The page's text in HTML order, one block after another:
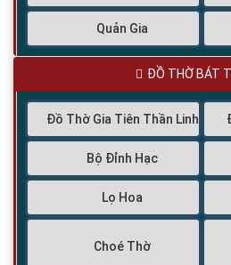
Quản Gia
ĐỒ THỜ BÁT
Đồ Thờ Gia Tiên Thần Linh
Bộ Đỉnh Hạc
Lọ Hoa
Choé Thờ